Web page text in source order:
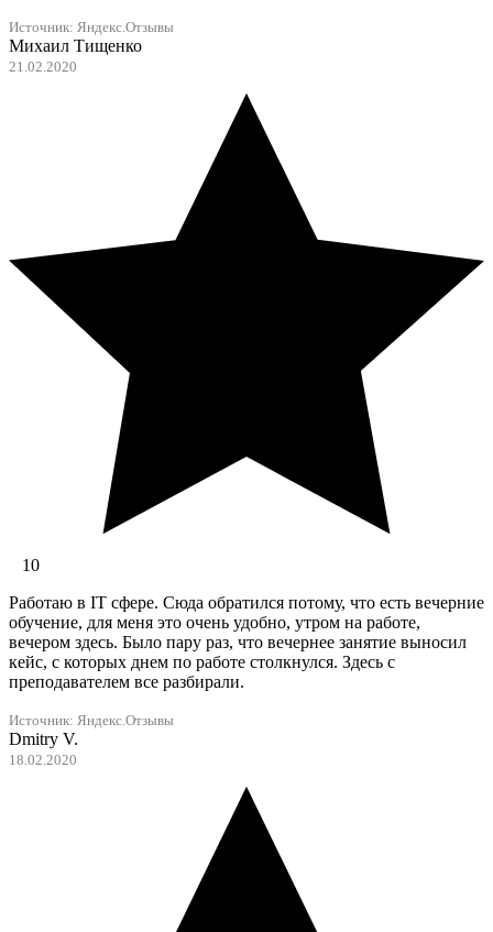
Источник: Яндекс.Отзывы
Михаил Тищенко
21.02.2020
10
Работаю в IT сфере. Сюда обратился потому, что есть вечерние
обучение, для меня это очень удобно, утром на работе,
вечером здесь. Было пару раз, что вечернее занятие выносил
кейс, с которых днем по работе столкнулся. Здесь с
преподавателем все разбирали.
Источник: Яндекс.Отзывы
Dmitry V.
18.02.2020